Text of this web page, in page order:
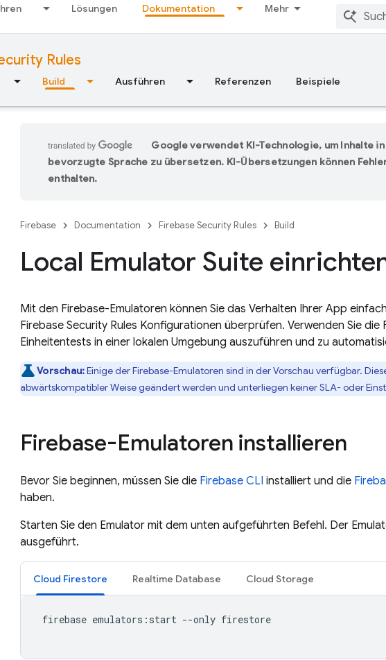
Lösungen Dokumentation Mehr
Rules
Build Ausführen Referenzen Beispiele
Google verwendet KI-Technologie, um Inhalte
bevorzugte Sprache zu übersetzen. KI-Übersetzungen können
enthalten.
Firebase Documentation Firebase Security Rules Build
Local Emulator Suite
Mit den Firebase-Emulatoren können Sie das Verhalten Ihrer App
Firebase Security Rules Konfigurationen überprüfen. Verwenden Sie die
Einheitentests in einer lokalen Umgebung auszuführen und zu
Vorschau:Einige der Firebase-Emulatoren sind in der Vorschau verfügbar.
abwärtskompatibler Weise geändert werden und unterliegen keiner SLA- oder
Firebase-Emulatoren installieren
Bevor Sie beginnen, müssen Sie die Firebase CLI installiert und die
haben.
Starten Sie den Emulator mit dem unten aufgeführten Befehl. Der
ausgeführt.
Cloud Firestore Realtime Database Cloud Storage
firebase emulators:start --only firestore